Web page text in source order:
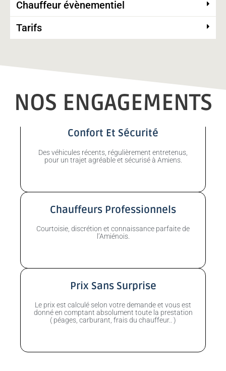
Chauffeur évènementiel
Tarifs
NOS ENGAGEMENTS
Confort Et Sécurité
Des véhicules récents, régulièrement entretenus,
pour un trajet agréable et sécurisé à Amiens.
Chauffeurs Professionnels
Courtoisie, discrétion et connaissance parfaite de
l’Amiénois.
Prix Sans Surprise
Le prix est calculé selon votre demande et vous est
donné en comptant absolument toute la prestation
( péages, carburant, frais du chauffeur.. )